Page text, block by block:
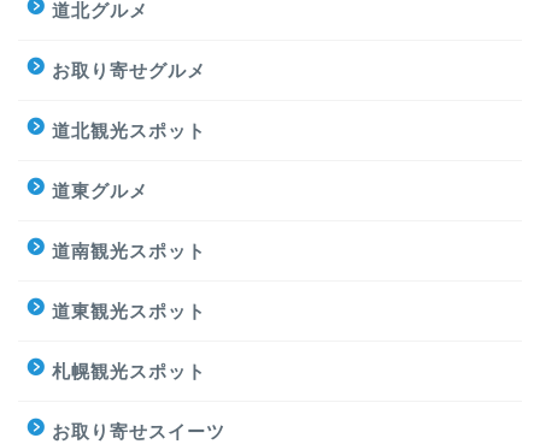
道北グルメ
お取り寄せグルメ
道北観光スポット
道東グルメ
道南観光スポット
道東観光スポット
札幌観光スポット
お取り寄せスイーツ